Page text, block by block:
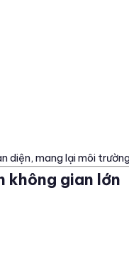
diện, mang lại môi
không gian lớn